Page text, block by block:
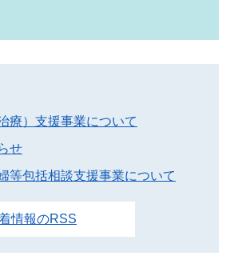
療）支援事業について
せ
等包括相談支援事業について
情報のRSS